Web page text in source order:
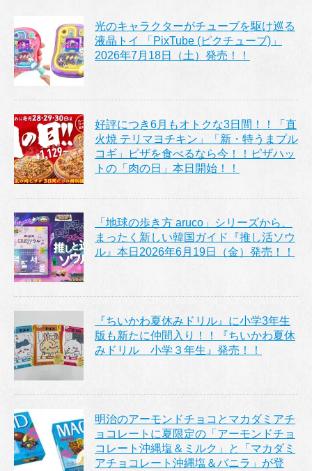
光のキャラクターがチューブを駆け巡る
液晶トイ 「PixTube (ピクチューブ)」
2026年7月18日（土）発売！！
好評につき6月もオトクな3日間！！「直
火焼 テリマヨチキン」「新・特うまプル
コギ」ピザを食べるなら今！！ピザハッ
トの「肉の日」本日開始！！
「地球の歩き方 aruco」シリーズから、
まったく新しい韓国ガイド『推し活ソウ
ル』本日2026年6月19日（金）発売！！
『ちいかわ夏休みドリル』に小学3年生
版も新たに仲間入り！！『ちいかわ夏休
みドリル 小学３年生』発売！！
明治のアーモンドチョコとマカダミアチ
ョコレートに夏限定の「アーモンドチョ
コレート沖縄塩＆ミルク」と「マカダミ
アチョコレート沖縄塩＆バニラ」が登